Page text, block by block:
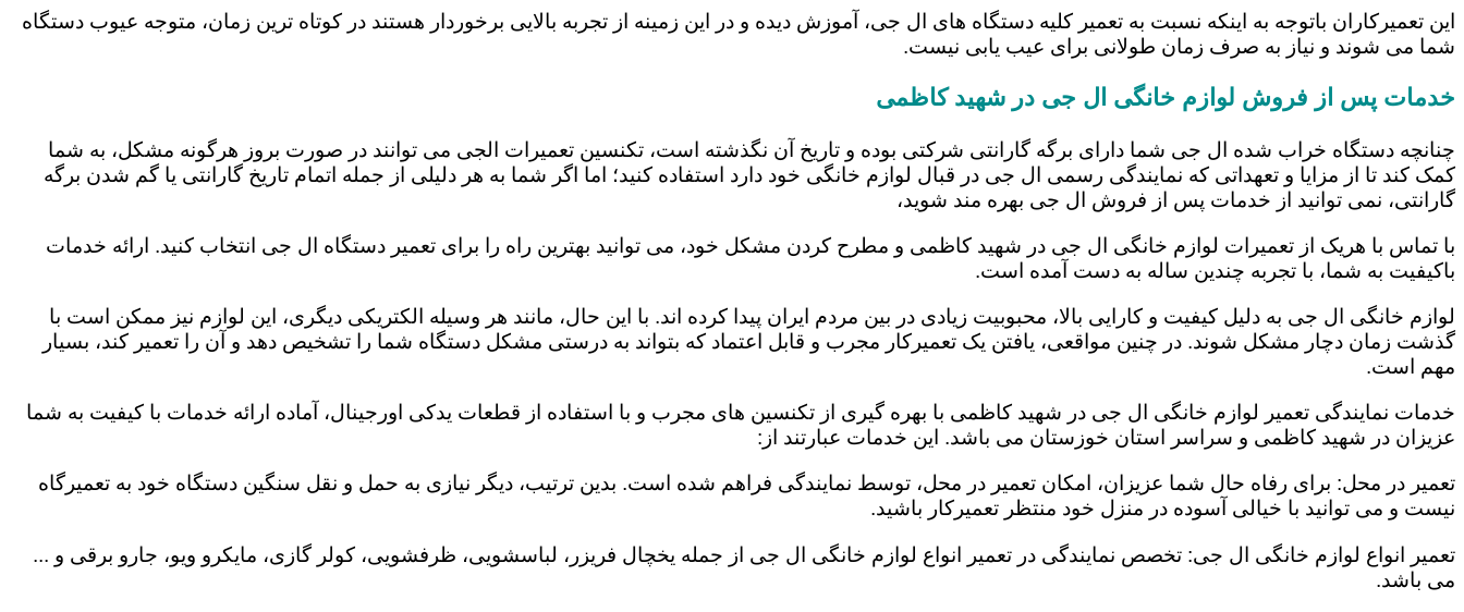
این تعمیرکاران باتوجه به اینکه نسبت به تعمیر کلیه دستگاه های ال جی، آموزش دیده و در این زمینه از تجربه بالایی برخوردار هستند در کوتاه ترین زمان، متوجه عیوب دستگاه
شما می شوند و نیاز به صرف زمان طولانی برای عیب یابی نیست.
خدمات پس از فروش لوازم خانگی ال جی در شهید کاظمی
چنانچه دستگاه خراب شده ال جی شما دارای برگه گارانتی شرکتی بوده و تاریخ آن نگذشته است، تکنسین تعمیرات الجی می توانند در صورت بروز هرگونه مشکل، به شما
کمک کند تا از مزایا و تعهداتی که نمایندگی رسمی ال جی در قبال لوازم خانگی خود دارد استفاده کنید؛ اما اگر شما به هر دلیلی از جمله اتمام تاریخ گارانتی یا گم شدن برگه
گارانتی، نمی توانید از خدمات پس از فروش ال جی بهره مند شوید،
با تماس با هریک از تعمیرات لوازم خانگی ال جی در شهید کاظمی و مطرح کردن مشکل خود، می توانید بهترین راه را برای تعمیر دستگاه ال جی انتخاب کنید. ارائه خدمات
باکیفیت به شما، با تجربه چندین ساله به دست آمده است.
لوازم خانگی ال جی به دلیل کیفیت و کارایی بالا، محبوبیت زیادی در بین مردم ایران پیدا کرده اند. با این حال، مانند هر وسیله الکتریکی دیگری، این لوازم نیز ممکن است با
گذشت زمان دچار مشکل شوند. در چنین مواقعی، یافتن یک تعمیرکار مجرب و قابل اعتماد که بتواند به درستی مشکل دستگاه شما را تشخیص دهد و آن را تعمیر کند، بسیار
مهم است.
خدمات نمایندگی تعمیر لوازم خانگی ال جی در شهید کاظمی با بهره گیری از تکنسین های مجرب و با استفاده از قطعات یدکی اورجینال، آماده ارائه خدمات با کیفیت به شما
عزیزان در شهید کاظمی و سراسر استان خوزستان می باشد. این خدمات عبارتند از:
تعمیر در محل: برای رفاه حال شما عزیزان، امکان تعمیر در محل، توسط نمایندگی فراهم شده است. بدین ترتیب، دیگر نیازی به حمل و نقل سنگین دستگاه خود به تعمیرگاه
نیست و می توانید با خیالی آسوده در منزل خود منتظر تعمیرکار باشید.
تعمیر انواع لوازم خانگی ال جی: تخصص نمایندگی در تعمیر انواع لوازم خانگی ال جی از جمله یخچال فریزر، لباسشویی، ظرفشویی، کولر گازی، مایکرو ویو، جارو برقی و ...
می باشد.